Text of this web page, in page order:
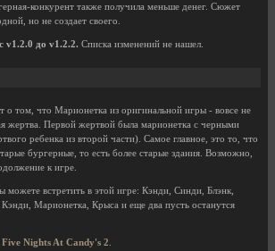
конкурент также получила меньше денег. Сюжет
но не создает своего.
v1.2.0 до v1.2.2. Списка изменений не нашел.
том, что Марионетка из оригинальной игры - вовсе не
жертва. Первой жертвой была марионетка с черными
ребенка из второй части). Самое главное, это то, что
бургерные, то есть более старые здания. Возможно,
к игре.
можете встретить в этой игре: Кэнди, Синди, Блэнк,
Марионетка, Крыса и еще два пусть останутся
Five Nights At Candy's 2